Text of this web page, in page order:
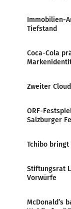
Immobilien-
Tiefstand
Coca-Cola
Zweiter
ORF-
Salzburger
Tchibo
Stiftungsrat
Vorwürfe
McDonald’s